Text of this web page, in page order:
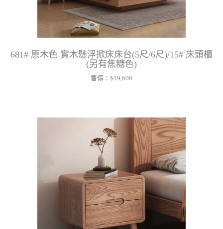
681# 原木色 實木懸浮掀床床台(5尺/6尺)/15# 床頭櫃
(另有焦糖色)
售價： $19,600